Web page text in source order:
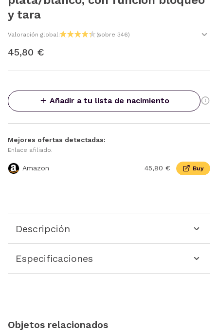
y tara
Valoración global: (sobre 346)
45,80 €
Añadir a tu lista de nacimiento
Mejores ofertas detectadas:
Enlace afiliado.
Amazon 45,80 € Buy
Descripción
Especificaciones
Objetos relacionados